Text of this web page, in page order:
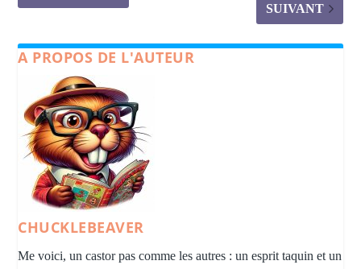
SUIVANT
A PROPOS DE L'AUTEUR
CHUCKLEBEAVER
Me voici, un castor pas comme les autres : un esprit taquin et un